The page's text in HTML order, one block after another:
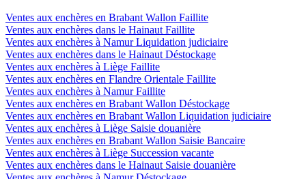
Ventes aux enchères en Brabant Wallon Faillite
Ventes aux enchères dans le Hainaut Faillite
Ventes aux enchères à Namur Liquidation judiciaire
Ventes aux enchères dans le Hainaut Déstockage
Ventes aux enchères à Liège Faillite
Ventes aux enchères en Flandre Orientale Faillite
Ventes aux enchères à Namur Faillite
Ventes aux enchères en Brabant Wallon Déstockage
Ventes aux enchères en Brabant Wallon Liquidation judiciaire
Ventes aux enchères à Liège Saisie douanière
Ventes aux enchères en Brabant Wallon Saisie Bancaire
Ventes aux enchères à Liège Succession vacante
Ventes aux enchères dans le Hainaut Saisie douanière